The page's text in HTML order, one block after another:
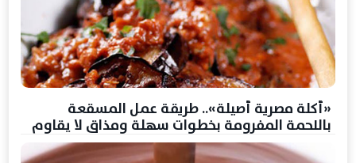
«أكلة مصرية أصيلة».. طريقة عمل المسقعة
باللحمة المفرومة بخطوات سهلة ومذاق لا يقاوم